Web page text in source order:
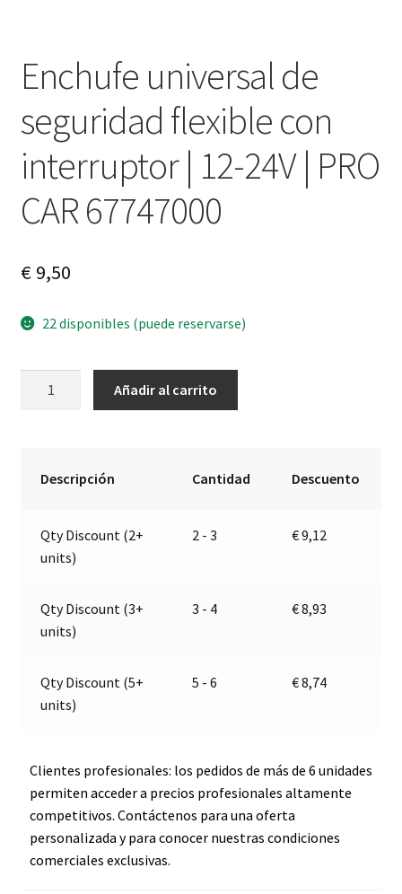
Enchufe universal de
seguridad flexible con
interruptor | 12-24V | PRO
CAR 67747000
€9,50
22 disponibles (puede reservarse)
PRO
cantidad
Añadir al carrito
Descripción Cantidad Descuento
Qty Discount (2+
units)
2 - 3 €9,12
Qty Discount (3+
units)
3 - 4 €8,93
Qty Discount (5+
units)
5 - 6 €8,74
Clientes profesionales: los pedidos de más de 6 unidades
permiten acceder a precios profesionales altamente
competitivos. Contáctenos para una oferta
personalizada y para conocer nuestras condiciones
comerciales exclusivas.